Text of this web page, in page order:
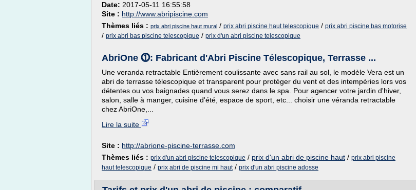
Date: 2017-05-11 16:55:58
Site : http://www.abripiscine.com
Thèmes liés : prix abri piscine haut mural / prix abri piscine haut telescopique / prix abri piscine bas motorise
/ prix abri bas piscine telescopique / prix d'un abri piscine telescopique
AbriOne ⓵: Fabricant d'Abri Piscine Télescopique, Terrasse ...
Une veranda retractable Entièrement coulissante avec sans rail au sol, le modèle Vera est un
abri de terrasse télescopique et transparent pour protéger du vent et des intempéries lors vos
détentes ou vos baignades quand vous serez dans le spa. Pour agencer votre jardin d'hiver,
salon, salle à manger, cuisine d'été, espace de sport, etc... choisir une véranda retractable
chez AbriOne,...
Lire la suite
Site : http://abrione-piscine-terrasse.com
Thèmes liés : prix d'un abri piscine telescopique / prix d'un abri de piscine haut / prix abri piscine
haut telescopique / prix abri de piscine mi haut/ prix d'un abri piscine adosse